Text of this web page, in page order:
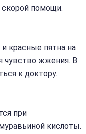
скорой помощи.
красные пятна на
чувство жжения. В
к доктору.
при
кислоты.